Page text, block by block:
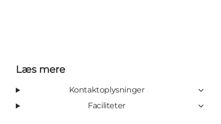
Læs mere
Kontaktoplysninger
Faciliteter